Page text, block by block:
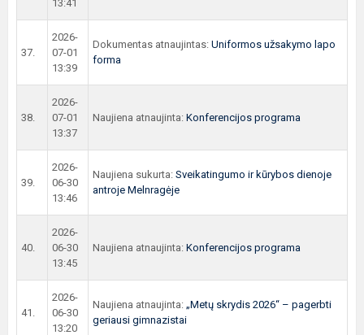
13:41
37.
2026-
07-01
13:39
Dokumentas atnaujintas: Uniformos užsakymo lapo
forma
38.
2026-
07-01
13:37
Naujiena atnaujinta: Konferencijos programa
39.
2026-
06-30
13:46
Naujiena sukurta: Sveikatingumo ir kūrybos dienoje
antroje Melnragėje
40.
2026-
06-30
13:45
Naujiena atnaujinta: Konferencijos programa
41.
2026-
06-30
13:20
Naujiena atnaujinta: „Metų skrydis 2026“ – pagerbti
geriausi gimnazistai